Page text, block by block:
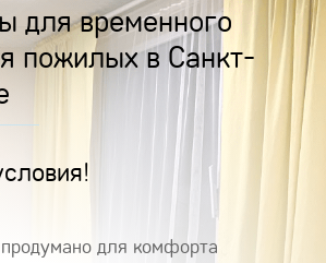
для временного
пожилых в Санкт-
для комфорта